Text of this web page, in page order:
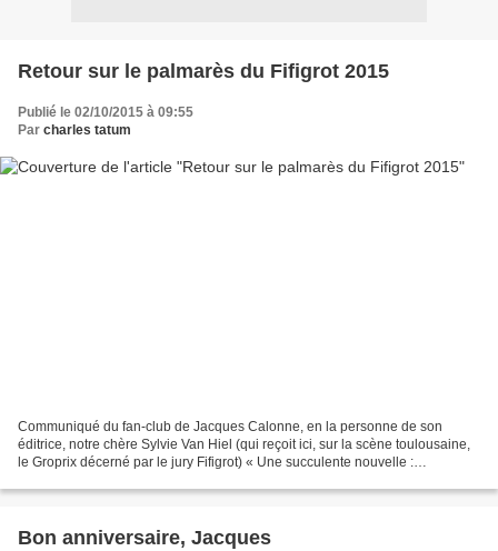
Retour sur le palmarès du Fifigrot 2015
Publié le 02/10/2015 à 09:55
Par charles tatum
Communiqué du fan-club de Jacques Calonne, en la personne de son
éditrice, notre chère Sylvie Van Hiel (qui reçoit ici, sur la scène toulousaine,
le Groprix décerné par le jury Fifigrot) « Une succulente nouvelle :
Bon anniversaire, Jacques